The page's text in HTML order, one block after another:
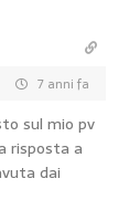
7 anni fa
sul mio pv
risposta a
dai